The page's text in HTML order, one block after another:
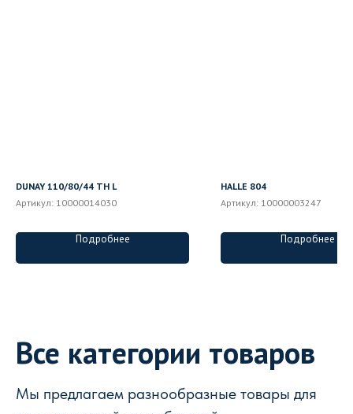
DUNAY 110/80/44 ТН L
Артикул: 10000014030
Подробнее
HALLE 804
Артикул: 10000003247
Подробнее
Все категории товаров
Мы предлагаем разнообразные товары для